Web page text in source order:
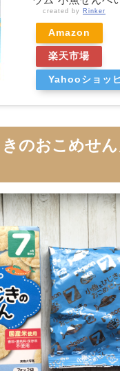
created by Rinker
Amazon
楽天市場
Yahooショッ
のおこめせん